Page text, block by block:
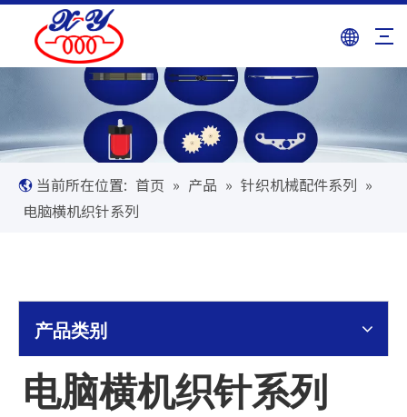
当前所在位置: 首页 » 产品 » 针织机械配件系列 »
电脑横机织针系列
产品类别
电脑横机织针系列